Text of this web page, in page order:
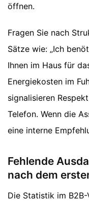
öffnen.
Fragen Sie nach
Sätze wie: „Ich
Ihnen im Haus für
Energiekosten im
signalisieren
Telefon. Wenn die
eine interne
Fehlende
nach dem
Die Statistik im